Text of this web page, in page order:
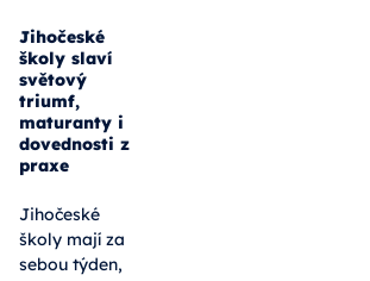
Jihočeské
školy slaví
světový
triumf,
maturanty i
dovednosti z
praxe
Jihočeské
školy mají za
sebou týden,